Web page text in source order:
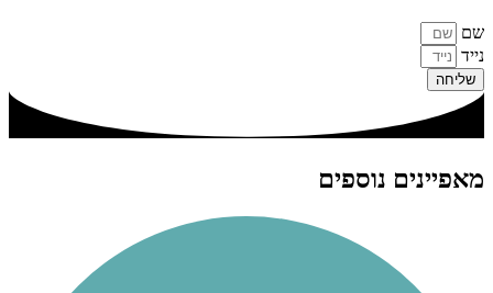
שם
נייד
שליחה
מאפיינים נוספים